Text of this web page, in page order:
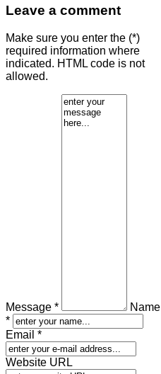
Leave a comment
Make sure you enter the (*)
required information where
indicated. HTML code is not
allowed.
Message *
Name
*
Email *
Website URL